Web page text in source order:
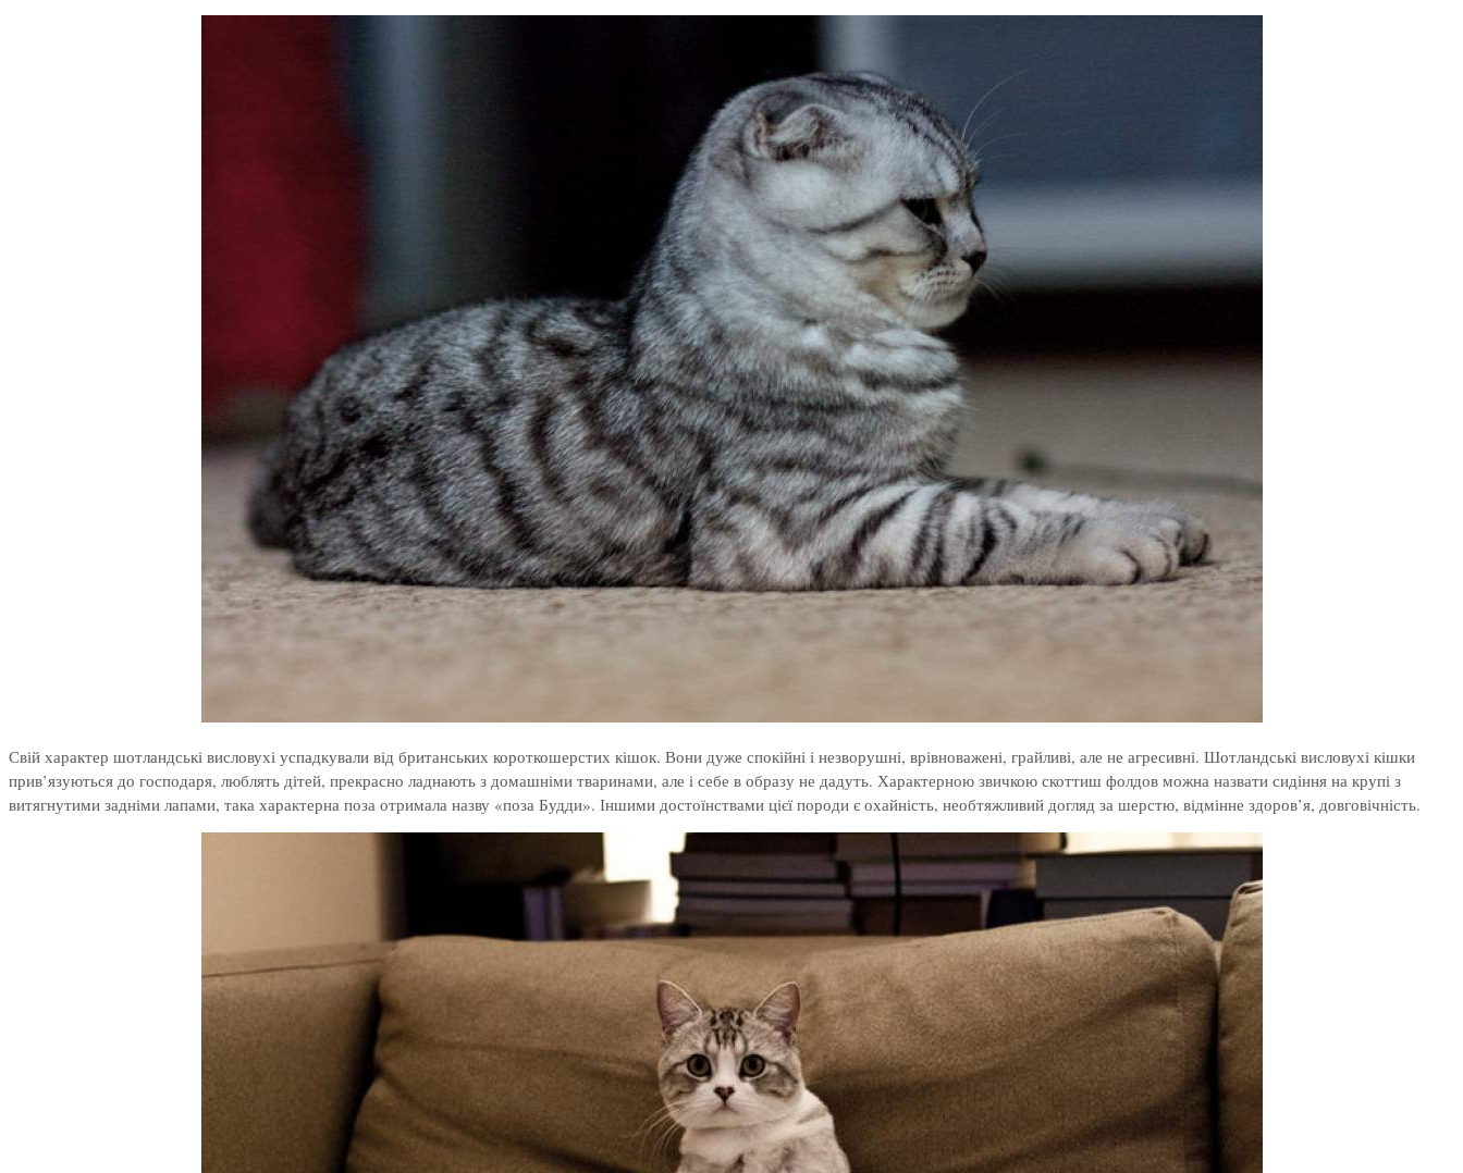
Свій характер шотландські висловухі успадкували від британських короткошерстих кішок. Вони дуже спокійні і незворушні, врівноважені, грайливі, але не агресивні. Шотландські висловухі кішки
прив’язуються до господаря, люблять дітей, прекрасно ладнають з домашніми тваринами, але і себе в образу не дадуть. Характерною звичкою скоттиш фолдов можна назвати сидіння на крупі з
витягнутими задніми лапами, така характерна поза отримала назву «поза Будди». Іншими достоїнствами цієї породи є охайність, необтяжливий догляд за шерстю, відмінне здоров’я, довговічність.